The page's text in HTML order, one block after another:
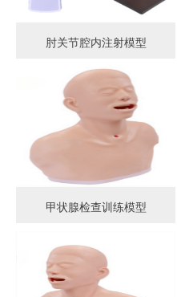
肘关节腔内注射模型
甲状腺检查训练模型